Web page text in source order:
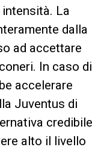
La
dalla
ad accettare
In caso di
accelerare
Juventus di
credibile
alto il livello